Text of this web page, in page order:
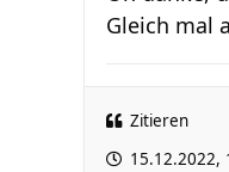
Gleich mal
Zitieren
15.12.2022,